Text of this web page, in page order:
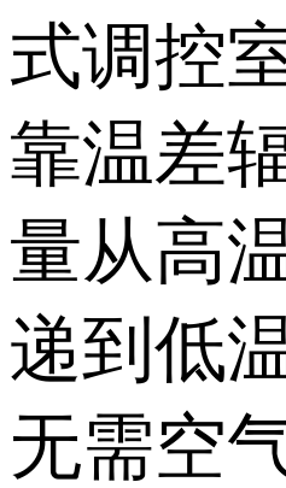
式调控
靠温差
量从高
递到低
无需空